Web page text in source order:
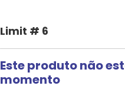
Limit # 6
Este produto não
momento